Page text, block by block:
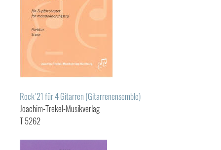
Rock´21 für 4 Gitarren (Gitarrenensemble)
Joachim-Trekel-Musikverlag
T 5262